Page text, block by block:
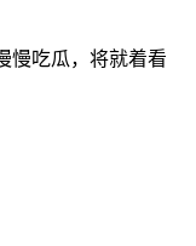
慢吃瓜，将就着看